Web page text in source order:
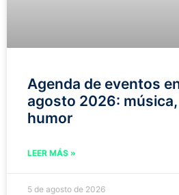
Agenda de eventos
agosto 2026:
humor
LEER MÁS »
5 de agosto de 2026